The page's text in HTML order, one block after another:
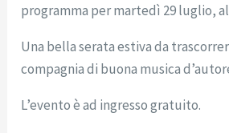
programma per martedì 29 luglio,
Una bella serata estiva da
compagnia di buona musica
L’evento è ad ingresso gratuito.